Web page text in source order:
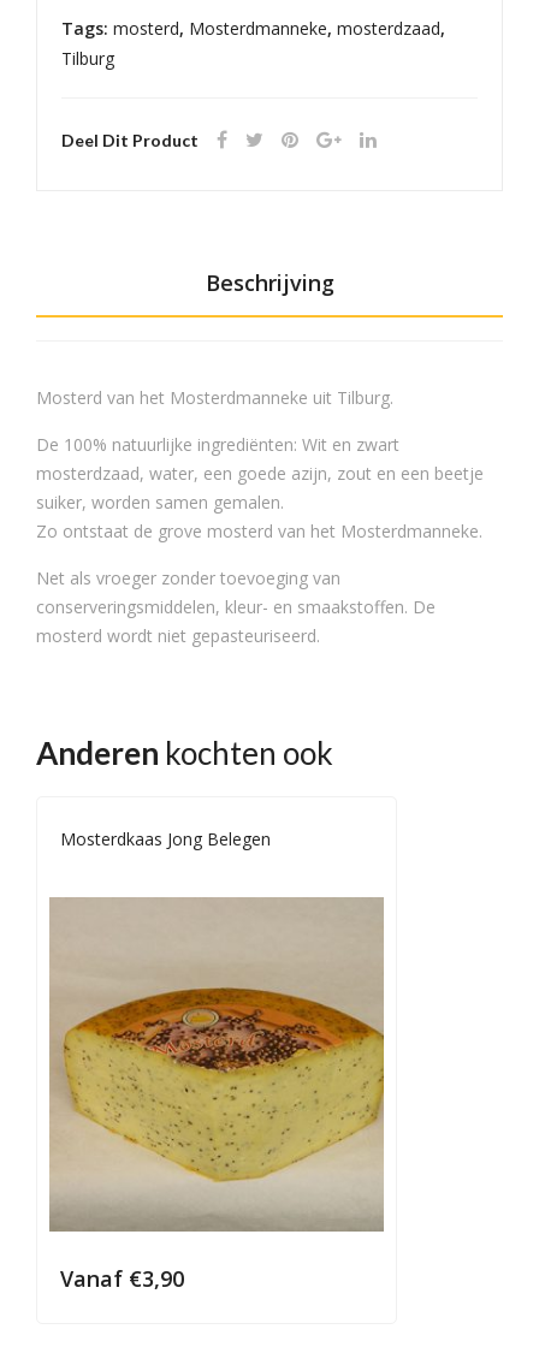
Tags: mosterd, Mosterdmanneke, mosterdzaad,
Tilburg
Deel Dit Product
Beschrijving
Mosterd van het Mosterdmanneke uit Tilburg.
De 100% natuurlijke ingrediënten: Wit en zwart
mosterdzaad, water, een goede azijn, zout en een beetje
suiker, worden samen gemalen.
Zo ontstaat de grove mosterd van het Mosterdmanneke.
Net als vroeger zonder toevoeging van
conserveringsmiddelen, kleur- en smaakstoffen. De
mosterd wordt niet gepasteuriseerd.
Anderen kochten ook
Mosterdkaas Jong Belegen
Vanaf €3,90